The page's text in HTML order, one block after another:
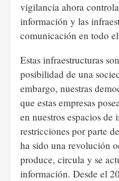
vigilancia ahora
información y las
comunicación en todo
Estas infraestructuras
posibilidad de una
embargo, nuestras
que estas empresas
en nuestros espacios de
restricciones por parte
ha sido una revolución
produce, circula y se
información. Desde el